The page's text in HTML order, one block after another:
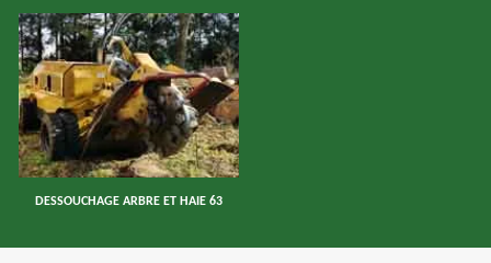
DESSOUCHAGE ARBRE ET HAIE 63